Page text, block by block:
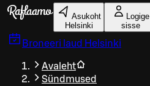
Liigu peamise sisu juurde
Asukoht
Helsinki
Logige
sisse
Broneeri laud Helsinki
Avaleht
Sündmused